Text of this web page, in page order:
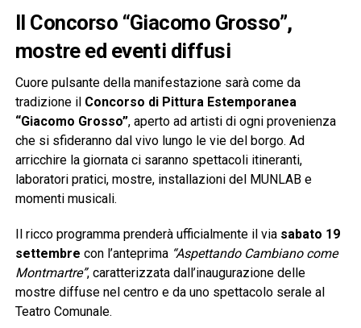
Il Concorso “Giacomo Grosso”,
mostre ed eventi diffusi
Cuore pulsante della manifestazione sarà come da
tradizione il Concorso di Pittura Estemporanea
“Giacomo Grosso”, aperto ad artisti di ogni provenienza
che si sfideranno dal vivo lungo le vie del borgo. Ad
arricchire la giornata ci saranno spettacoli itineranti,
laboratori pratici, mostre, installazioni del MUNLAB e
momenti musicali.
Il ricco programma prenderà ufficialmente il via sabato 19
settembre con l’anteprima “Aspettando Cambiano come
Montmartre”, caratterizzata dall’inaugurazione delle
mostre diffuse nel centro e da uno spettacolo serale al
Teatro Comunale.